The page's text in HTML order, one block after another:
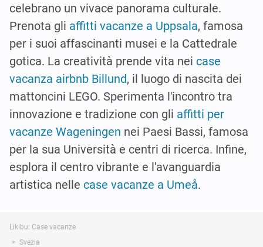
celebrano un vivace panorama culturale.
Prenota gli affitti vacanze a Uppsala, famosa
per i suoi affascinanti musei e la Cattedrale
gotica. La creatività prende vita nei case
vacanza airbnb Billund, il luogo di nascita dei
mattoncini LEGO. Sperimenta l'incontro tra
innovazione e tradizione con gli affitti per
vacanze Wageningen nei Paesi Bassi, famosa
per la sua Università e centri di ricerca. Infine,
esplora il centro vibrante e l'avanguardia
artistica nelle case vacanze a Umeå.
Likibu: Case vacanze
Svezia